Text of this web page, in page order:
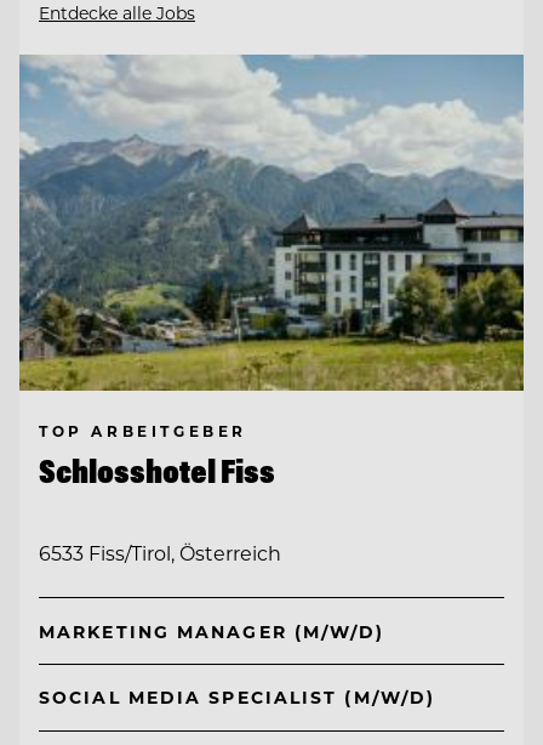
Entdecke alle Jobs
TOP ARBEITGEBER
Schlosshotel Fiss
6533 Fiss/Tirol, Österreich
MARKETING MANAGER (M/W/D)
SOCIAL MEDIA SPECIALIST (M/W/D)